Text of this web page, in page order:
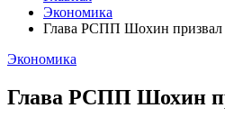
Экономика
Глава РСПП Шохин призвал
Экономика
Глава РСПП Шохин